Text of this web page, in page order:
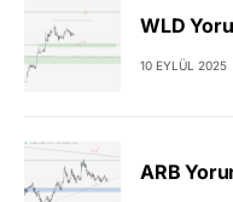
WLD
10 EYLÜL 2025
ARB